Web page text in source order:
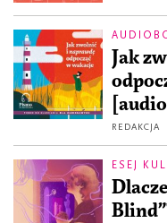
Jak
REDAKCJA
ESEJ